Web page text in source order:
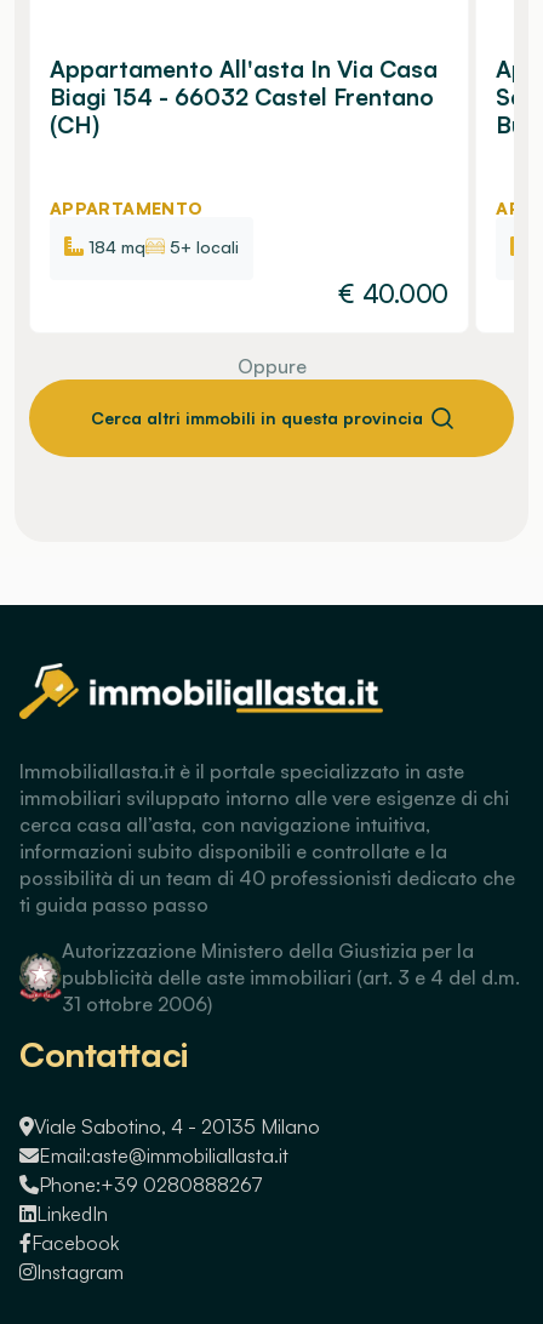
Appartamento All'asta In Via Casa
Biagi 154 - 66032 Castel Frentano
(CH)
APPARTAMENTO
184 mq
5+ locali
€ 40.000
Oppure
Cerca altri immobili in questa provincia
Immobiliallasta.it è il portale specializzato in aste
immobiliari sviluppato intorno alle vere esigenze di chi
cerca casa all’asta, con navigazione intuitiva,
informazioni subito disponibili e controllate e la
possibilità di un team di 40 professionisti dedicato che
ti guida passo passo
Autorizzazione Ministero della Giustizia per la
pubblicità delle aste immobiliari (art. 3 e 4 del d.m.
31 ottobre 2006)
Contattaci
Viale Sabotino, 4 - 20135 Milano
Email:aste@immobiliallasta.it
Phone:+39 0280888267
LinkedIn
Facebook
Instagram